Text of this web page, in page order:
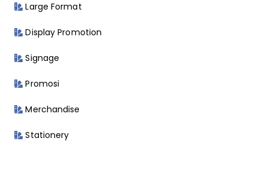
Large Format
Display Promotion
Signage
Promosi
Merchandise
Stationery